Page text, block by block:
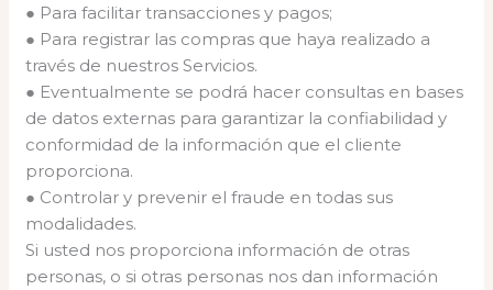
● Para facilitar transacciones y pagos;
● Para registrar las compras que haya realizado a
través de nuestros Servicios.
● Eventualmente se podrá hacer consultas en bases
de datos externas para garantizar la confiabilidad y
conformidad de la información que el cliente
proporciona.
● Controlar y prevenir el fraude en todas sus
modalidades.
Si usted nos proporciona información de otras
personas, o si otras personas nos dan información